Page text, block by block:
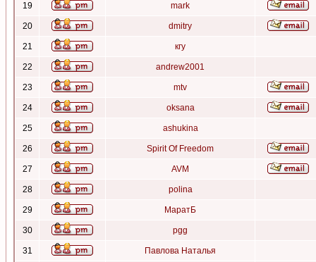
19 mark
20 dmitry
21 кгу
22 andrew2001
23 mtv
24 oksana
25 ashukina
26 Spirit Of Freedom
27 AVM
28 polina
29 МаратБ
30 pgg
31 Павлова Наталья